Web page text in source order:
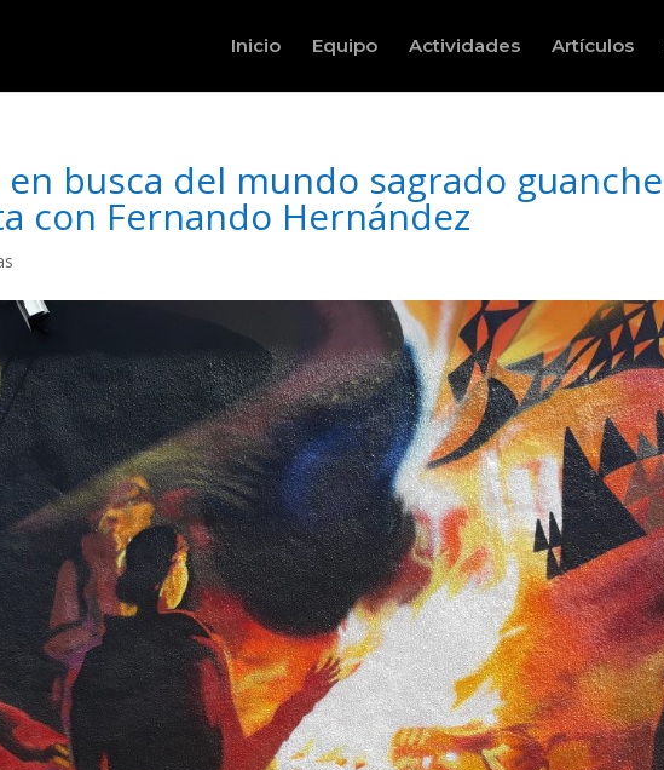
Inicio Equipo Actividades Artículos
busca del mundo sagrado
con Fernando Hernández